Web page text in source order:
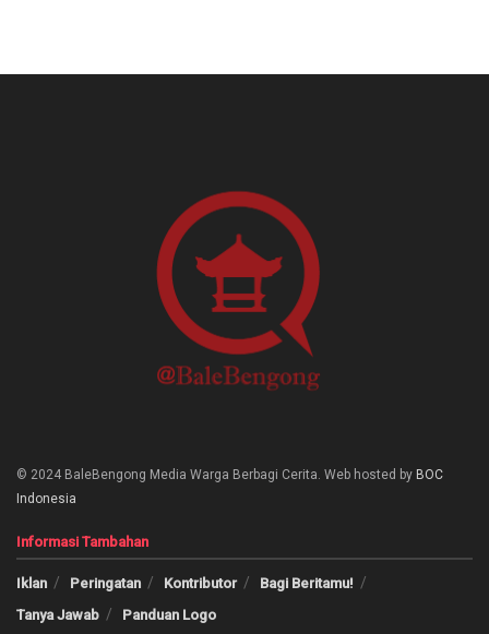
© 2024 BaleBengong Media Warga Berbagi Cerita. Web hosted by BOC
Indonesia
Informasi Tambahan
Iklan Peringatan Kontributor
Bagi Beritamu!
Tanya Jawab
Panduan Logo